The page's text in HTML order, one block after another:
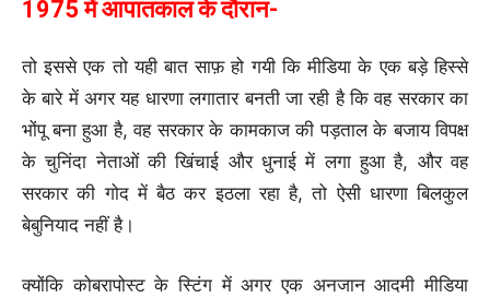
1975 में आपातकाल के दौरान-
तो इससे एक तो यही बात साफ़ हो गयी कि मीडिया के एक बड़े हिस्से
के बारे में अगर यह धारणा लगातार बनती जा रही है कि वह सरकार का
भोंपू बना हुआ है, वह सरकार के कामकाज की पड़ताल के बजाय विपक्ष
के चुनिंदा नेताओं की खिंचाई और धुनाई में लगा हुआ है, और वह
सरकार की गोद में बैठ कर इठला रहा है, तो ऐसी धारणा बिलकुल
बेबुनियाद नहीं है।
क्योंकि कोबरापोस्ट के स्टिंग में अगर एक अनजान आदमी मीडिया